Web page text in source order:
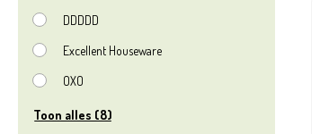
DDDDD
Excellent Houseware
OXO
Toon alles (8)